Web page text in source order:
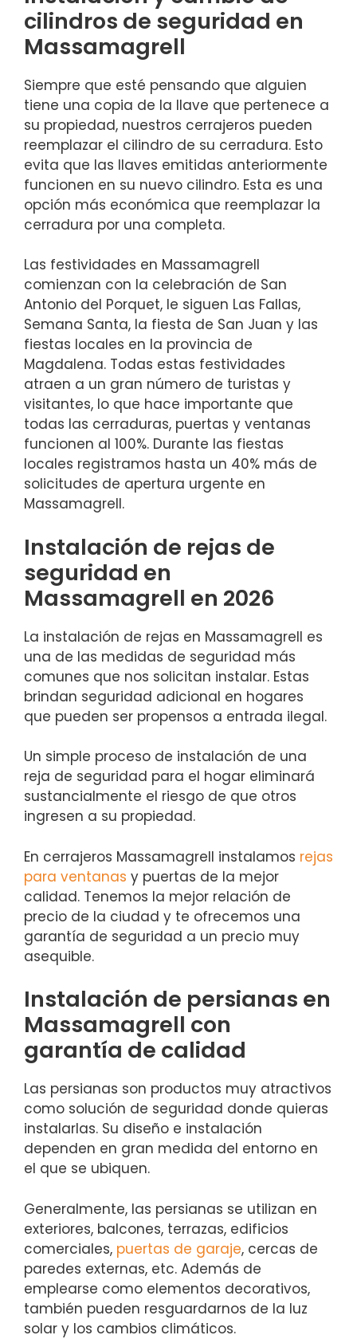
cilindros de seguridad en
Massamagrell
Siempre que esté pensando que alguien
tiene una copia de la llave que pertenece a
su propiedad, nuestros cerrajeros pueden
reemplazar el cilindro de su cerradura. Esto
evita que las llaves emitidas anteriormente
funcionen en su nuevo cilindro. Esta es una
opción más económica que reemplazar la
cerradura por una completa.
Las festividades en Massamagrell
comienzan con la celebración de San
Antonio del Porquet, le siguen Las Fallas,
Semana Santa, la fiesta de San Juan y las
fiestas locales en la provincia de
Magdalena. Todas estas festividades
atraen a un gran número de turistas y
visitantes, lo que hace importante que
todas las cerraduras, puertas y ventanas
funcionen al 100%. Durante las fiestas
locales registramos hasta un 40% más de
solicitudes de apertura urgente en
Massamagrell.
Instalación de rejas de
seguridad en
Massamagrell en 2026
La instalación de rejas en Massamagrell es
una de las medidas de seguridad más
comunes que nos solicitan instalar. Estas
brindan seguridad adicional en hogares
que pueden ser propensos a entrada ilegal.
Un simple proceso de instalación de una
reja de seguridad para el hogar eliminará
sustancialmente el riesgo de que otros
ingresen a su propiedad.
En cerrajeros Massamagrell instalamos rejas
para ventanas y puertas de la mejor
calidad. Tenemos la mejor relación de
precio de la ciudad y te ofrecemos una
garantía de seguridad a un precio muy
asequible.
Instalación de persianas en
Massamagrell con
garantía de calidad
Las persianas son productos muy atractivos
como solución de seguridad donde quieras
instalarlas. Su diseño e instalación
dependen en gran medida del entorno en
el que se ubiquen.
Generalmente, las persianas se utilizan en
exteriores, balcones, terrazas, edificios
comerciales, puertas de garaje, cercas de
paredes externas, etc. Además de
emplearse como elementos decorativos,
también pueden resguardarnos de la luz
solar y los cambios climáticos.